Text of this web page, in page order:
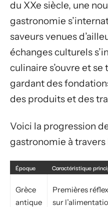
du XXe siècle, une
gastronomie
saveurs venues
échanges culturels
culinaire s’ouvre et
gardant des
des produits et des
Voici la progression
gastronomie à travers
Époque Caractéristique
Grèce
antique
Premières
sur